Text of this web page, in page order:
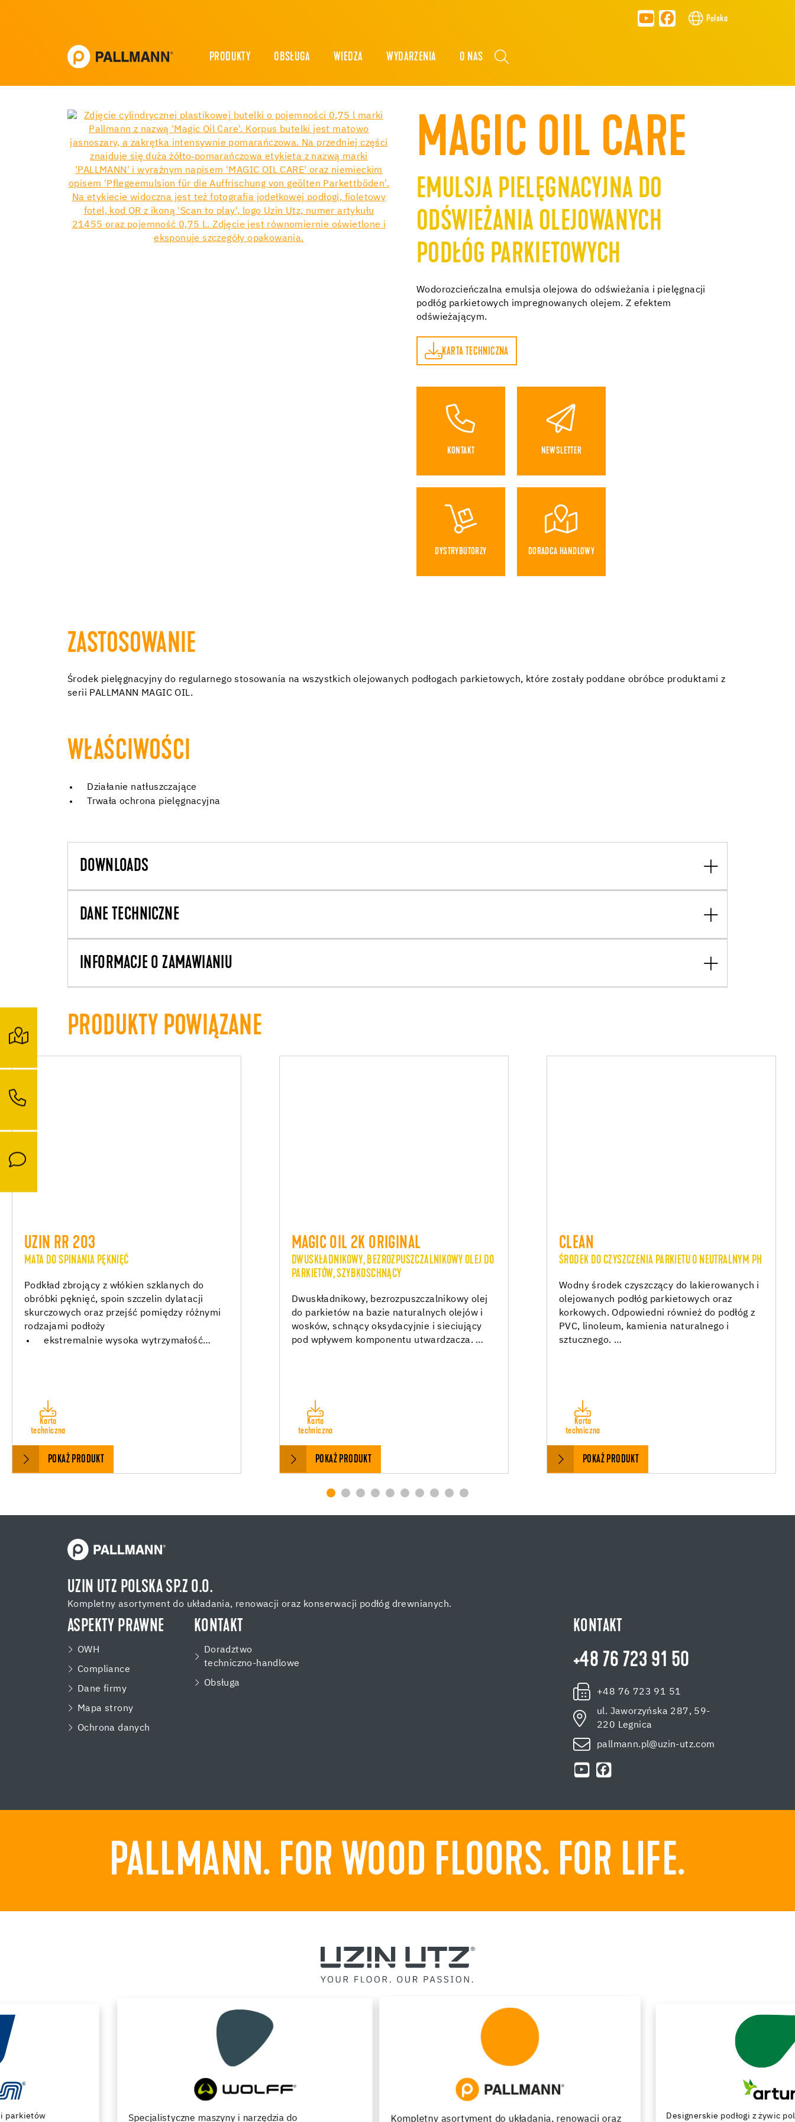
Polska
PRODUKTY OBSŁUGA WIEDZA WYDARZENIA O NAS
MAGIC OIL CARE
EMULSJA PIELĘGNACYJNA DO
ODŚWIEŻANIA OLEJOWANYCH
PODŁÓG PARKIETOWYCH
Wodorozcieńczalna emulsja olejowa do odświeżania i pielęgnacji
podłóg parkietowych impregnowanych olejem. Z efektem
odświeżającym.
KARTA TECHNICZNA
KONTAKT NEWSLETTER
DYSTRYBUTORZY DORADCA HANDLOWY
ZASTOSOWANIE
Środek pielęgnacyjny do regularnego stosowania na wszystkich olejowanych podłogach parkietowych, które zostały poddane obróbce produktami z
serii PALLMANN MAGIC OIL.
WŁAŚCIWOŚCI
Działanie natłuszczające
Trwała ochrona pielęgnacyjna
DOWNLOADS
DANE TECHNICZNE
INFORMACJE O ZAMAWIANIU
PRODUKTY POWIĄZANE
UZIN RR 203
MATA DO SPINANIA PĘKNIĘĆ
Podkład zbrojący z włókien szklanych do
obróbki pęknięć, spoin szczelin dylatacji
skurczowych oraz przejść pomiędzy różnymi
rodzajami podłoży
ekstremalnie wysoka wytrzymałość…
Karta
techniczna
POKAŻ PRODUKT
MAGIC OIL 2K ORIGINAL
DWUSKŁADNIKOWY, BEZROZPUSZCZALNIKOWY OLEJ DO
PARKIETÓW, SZYBKOSCHNĄCY
Dwuskładnikowy, bezrozpuszczalnikowy olej
do parkietów na bazie naturalnych olejów i
wosków, schnący oksydacyjnie i sieciujący
pod wpływem komponentu utwardzacza. …
Karta
techniczna
POKAŻ PRODUKT
CLEAN
ŚRODEK DO CZYSZCZENIA PARKIETU O NEUTRALNYM PH
Wodny środek czyszczący do lakierowanych i
olejowanych podłóg parkietowych oraz
korkowych. Odpowiedni również do podłóg z
PVC, linoleum, kamienia naturalnego i
sztucznego. …
Karta
techniczna
POKAŻ PRODUKT
UZIN UTZ POLSKA SP.Z O.O.
Kompletny asortyment do układania, renowacji oraz konserwacji podłóg drewnianych.
ASPEKTY PRAWNE
OWH
Compliance
Dane firmy
Mapa strony
Ochrona danych
KONTAKT
Doradztwo
techniczno-handlowe
Obsługa
KONTAKT
+48 76 723 91 50
+48 76 723 91 51
ul. Jaworzyńska 287, 59-
220 Legnica
pallmann.pl@uzin-utz.com
PALLMANN. FOR WOOD FLOORS. FOR LIFE.
Specjalistyczne maszyny i narzędzia do Designerskie podłogi z żywic poliuretanowych i